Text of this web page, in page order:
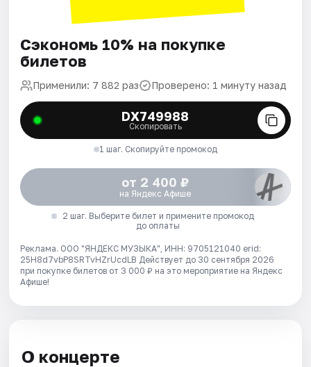
Сэкономь 10% на покупке
билетов
Применили: 7 882 раз Проверено: 1 минуту назад
DX749988
Скопировать
1 шаг. Скопируйте промокод
от 2 400 ₽
на Яндекс Афише
2 шаг. Выберите билет и примените промокод
до оплаты
Реклама. ООО "ЯНДЕКС МУЗЫКА", ИНН: 9705121040 erid:
25H8d7vbP8SRTvHZrUcdLB Действует до 30 сентября 2026
при покупке билетов от 3 000 ₽ на это мероприятие на Яндекс
Афише!
О концерте